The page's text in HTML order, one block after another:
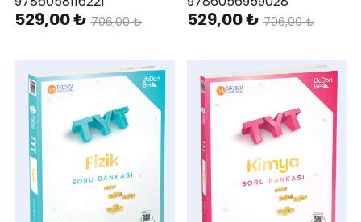
529,00 ₺ 706,00 ₺ 529,00 ₺ 706,00 ₺